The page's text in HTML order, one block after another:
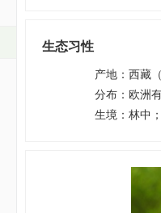
生态习性
产地 ： 西藏
分布 ： 欧洲
生境 ： 林中